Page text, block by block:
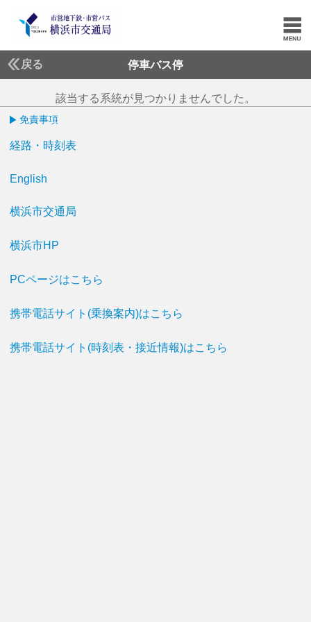
戻る 停車バス停
該当する系統が見つかりませんでした。
免責事項
経路・時刻表
English
横浜市交通局
横浜市HP
PCページはこちら
携帯電話サイト(乗換案内)はこちら
携帯電話サイト(時刻表・接近情報)はこちら